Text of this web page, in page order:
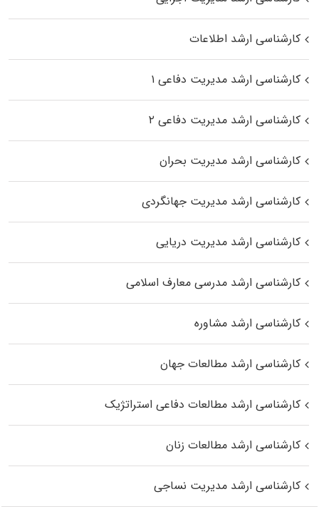
کارشناسی ارشد اطلاعات
کارشناسی ارشد مدیریت دفاعی ۱
کارشناسی ارشد مدیریت دفاعی ۲
کارشناسی ارشد مدیریت بحران
کارشناسی ارشد مدیریت جهانگردی
کارشناسی ارشد مدیریت دریایی
کارشناسی ارشد مدرسی معارف اسلامی
کارشناسی ارشد مشاوره
کارشناسی ارشد مطالعات جهان
کارشناسی ارشد مطالعات دفاعی استراتژیک
کارشناسی ارشد مطالعات زنان
کارشناسی ارشد مدیریت نساجی